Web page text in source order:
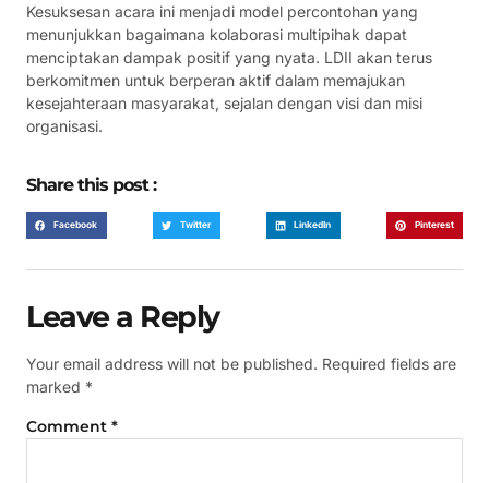
Kesuksesan acara ini menjadi model percontohan yang
menunjukkan bagaimana kolaborasi multipihak dapat
menciptakan dampak positif yang nyata. LDII akan terus
berkomitmen untuk berperan aktif dalam memajukan
kesejahteraan masyarakat, sejalan dengan visi dan misi
organisasi.
Share this post :
Facebook Twitter LinkedIn Pinterest
Leave a Reply
Your email address will not be published. Required fields are
marked *
Comment *